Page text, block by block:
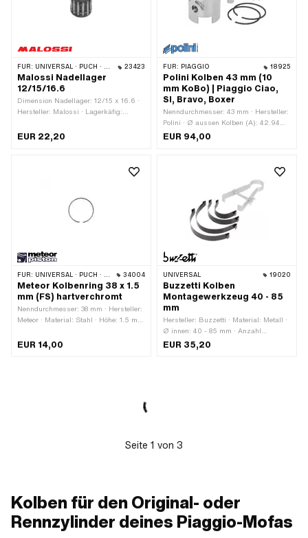
FÜR: UNIVERSAL · PUCH · SACHS · PONY / CILO (BETA 521 & 512) · TOMOS 23423
Malossi Nadellager
12/15/16.6
Dimension Nadellager: 12/15 x 16.6 ·
Hersteller: Malossi · Lagerkäfig:
Nadellagerkranz · Ø aussen: 15 mm ·
EUR 22,20
FÜR: PIAGGIO 18925
Polini Kolben 43 mm (10
mm KoBo) | Piaggio Ciao,
SI, Bravo, Boxer
Nenndurchmesser: 43 mm · Hersteller:
Polini · Ø aussen Kolben (A): 42.94
mm · Kompressionshöhe (C): 26.4
Kolbenringstoss: Flankensicherung
(FS) · Höhe Kolbenring: 1.5 mm · Ø
Kolbenbolzen (B): 10 mm · Gewicht
Kolben-Kit: 83 g
EUR 94,00
FÜR: UNIVERSAL · PUCH · SACHS 34004
Meteor Kolbenring 38 x 1.5
mm (FS) hartverchromt
Nenndurchmesser: 38 mm · Hersteller:
Meteor · Material: Stahl · Höhe: 1.5 mm
Kolbenringform: Rechteck-Ring ·
Kolbenringstoss: Flankensicherung
EUR 14,00
UNIVERSAL 19020
Buzzetti Kolben
Montagewerkzeug 40 - 85
mm
Hersteller: Buzzetti · Material: Metall ·
Ø innen: 40 - 85 mm · Anzahl
Bestandteile: 7 Stk. ·
Anwendungsbereich: (De-)
EUR 35,20
Seite 1 von 3
Kolben für den Original- oder
Rennzylinder deines Piaggio-Mofas